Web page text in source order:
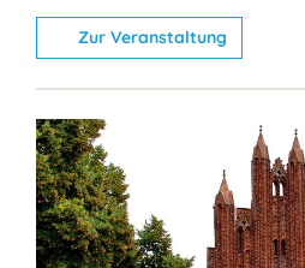
Zur Veranstaltung